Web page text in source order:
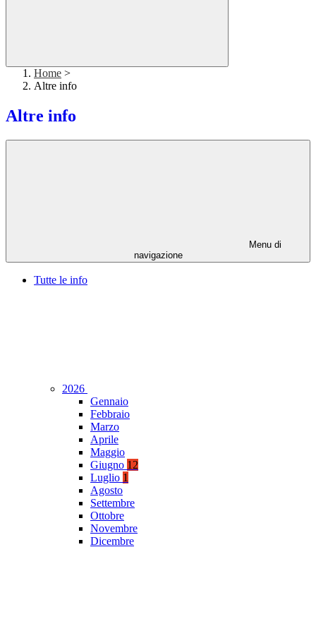
Home >
Altre info
Altre info
Menu di
navigazione
Tutte le info
2026
Gennaio
Febbraio
Marzo
Aprile
Maggio
Giugno 12
Luglio 1
Agosto
Settembre
Ottobre
Novembre
Dicembre